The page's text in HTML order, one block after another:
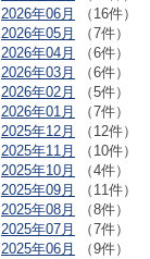
2026年06月
（16件）
2026年05月
（7件）
2026年04月
（6件）
2026年03月
（6件）
2026年02月
（5件）
2026年01月
（7件）
2025年12月
（12件）
2025年11月
（10件）
2025年10月
（4件）
2025年09月
（11件）
2025年08月
（8件）
2025年07月
（7件）
2025年06月
（9件）